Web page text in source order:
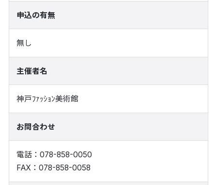
申込の有無
無し
主催者名
神戸ﾌｧｯｼｮﾝ美術館
お問合わせ
電話：078-858-0050
FAX：078-858-0058